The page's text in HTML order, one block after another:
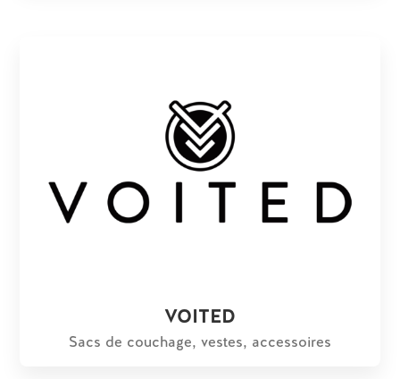
VOITED
Sacs de couchage, vestes, accessoires